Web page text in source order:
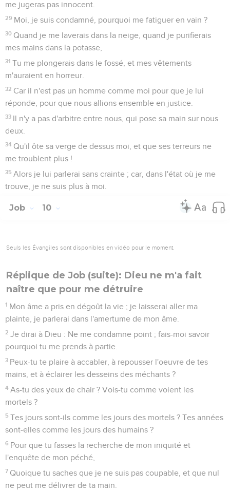
me jugeras pas innocent.
29 Moi, je suis condamné, pourquoi me fatiguer en vain ?
30 Quand je me laverais dans la neige, quand je purifierais
mes mains dans la potasse,
31 Tu me plongerais dans le fossé, et mes vêtements
m'auraient en horreur.
32 Car il n'est pas un homme comme moi pour que je lui
réponde, pour que nous allions ensemble en justice.
33 Il n'y a pas d'arbitre entre nous, qui pose sa main sur nous
deux.
34 Qu'il ôte sa verge de dessus moi, et que ses terreurs ne
me troublent plus !
35 Alors je lui parlerai sans crainte ; car, dans l'état où je me
trouve, je ne suis plus à moi.
Job 10
Seuls les Évangiles sont disponibles en vidéo pour le moment.
Réplique de Job (suite): Dieu ne m'a fait
naître que pour me détruire
1 Mon âme a pris en dégoût la vie ; je laisserai aller ma
plainte, je parlerai dans l'amertume de mon âme.
2 Je dirai à Dieu : Ne me condamne point ; fais-moi savoir
pourquoi tu me prends à partie.
3 Peux-tu te plaire à accabler, à repousser l'oeuvre de tes
mains, et à éclairer les desseins des méchants ?
4 As-tu des yeux de chair ? Vois-tu comme voient les
mortels ?
5 Tes jours sont-ils comme les jours des mortels ? Tes années
sont-elles comme les jours des humains ?
6 Pour que tu fasses la recherche de mon iniquité et
l'enquête de mon péché,
7 Quoique tu saches que je ne suis pas coupable, et que nul
ne peut me délivrer de ta main.